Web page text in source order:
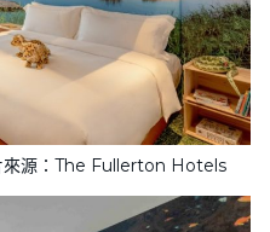
來源：The Fullerton Hotels